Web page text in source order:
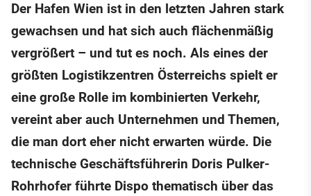
Der Hafen Wien ist in den letzten Jahren stark
gewachsen und hat sich auch flächenmäßig
vergrößert – und tut es noch. Als eines der
größten Logistikzentren Österreichs spielt er
eine große Rolle im kombinierten Verkehr,
vereint aber auch Unternehmen und Themen,
die man dort eher nicht erwarten würde. Die
technische Geschäftsführerin Doris Pulker-
Rohrhofer führte Dispo thematisch über das